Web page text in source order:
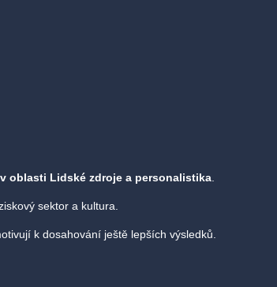
oblasti Lidské zdroje a personalistika
sektor a kultura.
k dosahování ještě lepších výsledků.